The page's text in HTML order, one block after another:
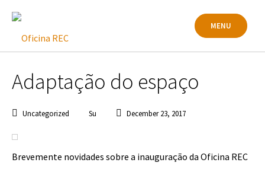
content
MENU
Adaptação do espaço
Uncategorized Su December 23, 2017
Brevemente novidades sobre a inauguração da Oficina REC